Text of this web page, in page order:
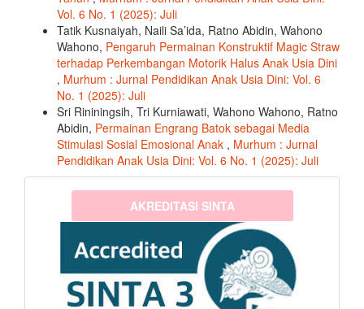
Vol. 6 No. 1 (2025): Juli
Tatik Kusnaiyah, Naili Sa’ida, Ratno Abidin, Wahono
Wahono, Pengaruh Permainan Konstruktif Magic Straw
terhadap Perkembangan Motorik Halus Anak Usia Dini
, Murhum : Jurnal Pendidikan Anak Usia Dini: Vol. 6
No. 1 (2025): Juli
Sri Rininingsih, Tri Kurniawati, Wahono Wahono, Ratno
Abidin, Permainan Engrang Batok sebagai Media
Stimulasi Sosial Emosional Anak , Murhum : Jurnal
Pendidikan Anak Usia Dini: Vol. 6 No. 1 (2025): Juli
sinta3 AKREDITASI SINTA